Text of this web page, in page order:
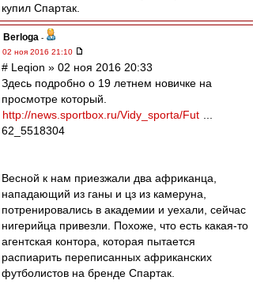
купил Спартак.
Berloga -
02 ноя 2016 21:10
# Leqion » 02 ноя 2016 20:33
Здесь подробно о 19 летнем новичке на
просмотре который.
http://news.sportbox.ru/Vidy_sporta/Fut
62_5518304
Весной к нам приезжали два африканца,
нападающий из ганы и цз из камеруна,
потренировались в академии и уехали, сейчас
нигерийца привезли. Похоже, что есть какая-то
агентская контора, которая пытается
распиарить переписанных африканских
футболистов на бренде Спартак.